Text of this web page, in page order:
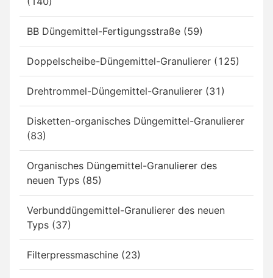
BB Düngemittel-Fertigungsstraße (59)
Doppelscheibe-Düngemittel-Granulierer (125)
Drehtrommel-Düngemittel-Granulierer (31)
Disketten-organisches Düngemittel-Granulierer
(83)
Organisches Düngemittel-Granulierer des
neuen Typs (85)
Verbunddüngemittel-Granulierer des neuen
Typs (37)
Filterpressmaschine (23)